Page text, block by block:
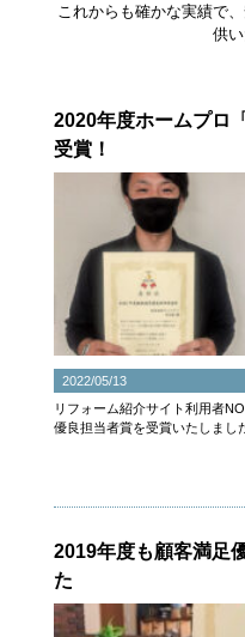
これからも確かな実績で
供い
2020年度ホームプロ
受賞！
2022/05/13
リフォーム紹介サイト利用者
優良担当者賞を受賞いたしまし
2019年度も顧客満足
た